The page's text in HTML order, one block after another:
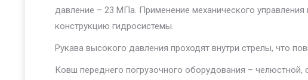
давление – 23 МПа. Применение механического
конструкцию гидросистемы.
Рукава высокого давления проходят внутри стрелы, что
Ковш переднего погрузочного оборудования –